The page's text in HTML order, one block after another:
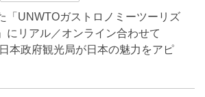
「UNWTOガストロノミーツーリズ
にリアル／オンライン合わせて
本政府観光局が日本の魅力をアピ